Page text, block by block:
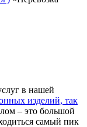
в нашей
изделий, так
– это большой
самый пик